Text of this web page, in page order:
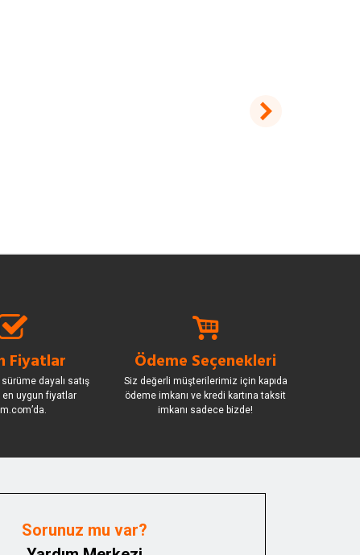
Fiyatlar
dayalı satış
uygun fiyatlar
Ödeme Seçenekleri
Siz değerli müşterilerimiz için kapıda
ödeme imkanı ve kredi kartına taksit
imkanı sadece bizde!
Sorunuz mu var?